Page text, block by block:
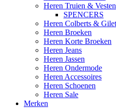
Heren Truien & Vesten
SPENCERS
Heren Colberts &
Heren Broeken
Heren Korte Broeken
Heren Jeans
Heren Jassen
Heren Ondermode
Heren Accessoires
Heren Schoenen
Heren Sale
Merken